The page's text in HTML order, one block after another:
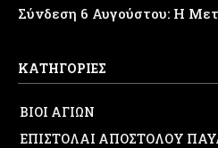
Σύνδεση 6 Αυγούστου: Η
ΚΑΤΗΓΟΡΙΕΣ
ΒΙΟΙ ΑΓΙΩΝ
ΕΠΙΣΤΟΛΑΙ ΑΠΟΣΤΟΛΟΥ